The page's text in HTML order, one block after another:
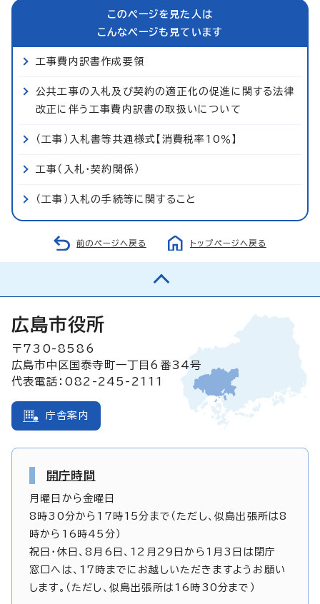
このページを見た人は
こんなページも見ています
工事費内訳書作成要領
公共工事の入札及び契約の適正化の促進に関する法律
改正に伴う工事費内訳書の取扱いについて
（工事）入札書等共通様式【消費税率10％】
工事（入札・契約関係）
（工事）入札の手続等に関すること
前のページへ戻る トップページへ戻る
広島市役所
〒730-8586
広島市中区国泰寺町一丁目6番34号
代表電話：082-245-2111
庁舎案内
開庁時間
月曜日から金曜日
8時30分から17時15分まで（ただし、似島出張所は8
時から16時45分）
祝日・休日、8月6日、12月29日から1月3日は閉庁
窓口へは、17時までにお越しいただきますようお願い
します。（ただし、似島出張所は16時30分まで）